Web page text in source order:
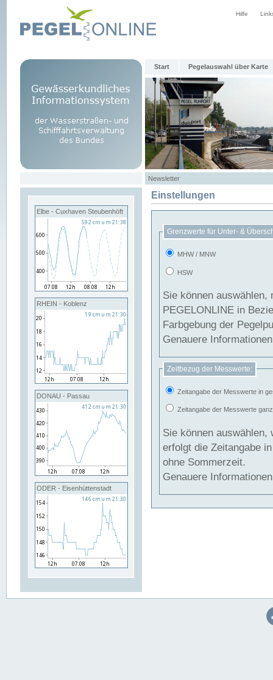
Hilfe
Start Pegelauswahl über Karte
Newsletter
Elbe - Cuxhaven Steubenhöft
RHEIN - Koblenz
DONAU - Passau
ODER - Eisenhüttenstadt
Einstellungen
Grenzwerte für Unter- &
MHW / MNW
HSW
Sie können
PEGELONLINE in Beziehung
Farbgebung der
Genauere
Zeitbezug der Messwerte:
Zeitangabe der Messwerte in
Zeitangabe der Messwerte
Sie können auswählen,
erfolgt die Zeitangabe
ohne Sommerzeit.
Genauere